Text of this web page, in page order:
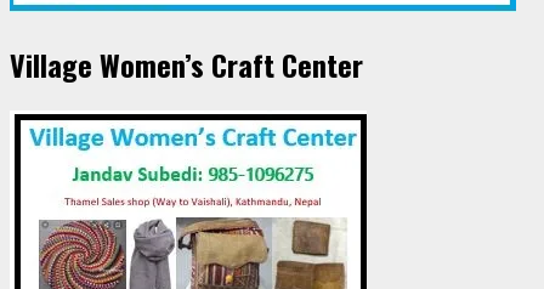
Village Women’s Craft Center